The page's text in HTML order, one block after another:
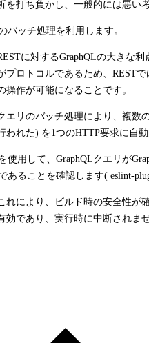
を打ち負かし、一般的には悪い
バッチ処理を利用します。
に対するGraphQLの大きな利
プロトコルであるため、REST
操作が可能になることです。
エリのバッチ処理により、複数
われた) を1つのHTTP要求に自動
使用して、GraphQLクエリが
あることを確認します( eslint-
れにより、ビルド時の安全性が
効であり、実行時に中断されませ